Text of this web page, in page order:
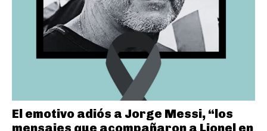
El emotivo adiós a Jorge Messi, “los
mensajes que acompañaron a Lionel en